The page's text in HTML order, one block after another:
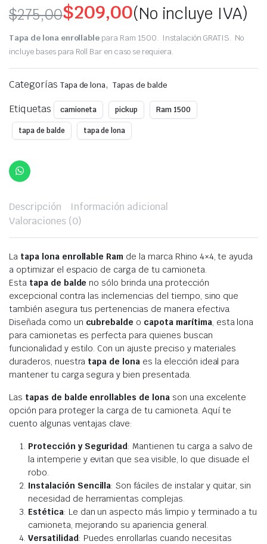
$275,00
Original
price
was:
$275,00.
$209,00
Current
price
is:
$209,00.
(No incluye IVA)
Tapa de lona enrollable para Ram 1500. Instalación GRATIS. No
incluye bases para Roll Bar en caso se requiera.
Categorías Tapa de lona, Tapas de balde
Etiquetas camioneta pickup Ram 1500
tapa de balde tapa de lona
Descripción
Información adicional
Valoraciones (0)
La tapa lona enrollable Ram de la marca Rhino 4×4, te ayuda
a optimizar el espacio de carga de tu camioneta.
Esta tapa de balde no sólo brinda una protección
excepcional contra las inclemencias del tiempo, sino que
también asegura tus pertenencias de manera efectiva.
Diseñada como un cubrebalde o capota marítima, esta lona
para camionetas es perfecta para quienes buscan
funcionalidad y estilo. Con un ajuste preciso y materiales
duraderos, nuestra tapa de lona es la elección ideal para
mantener tu carga segura y bien presentada.
Las tapas de balde enrollables de lonason una excelente
opción para proteger la carga de tu camioneta. Aquí te
cuento algunas ventajas clave:
Protección y Seguridad: Mantienen tu carga a salvo de
la intemperie y evitan que sea visible, lo que disuade el
robo.
Instalación Sencilla: Son fáciles de instalar y quitar, sin
necesidad de herramientas complejas.
Estética: Le dan un aspecto más limpio y terminado a tu
camioneta, mejorando su apariencia general.
Versatilidad: Puedes enrollarlas cuando necesitas